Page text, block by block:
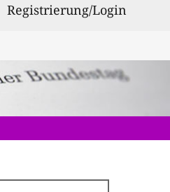
Registrierung/Login